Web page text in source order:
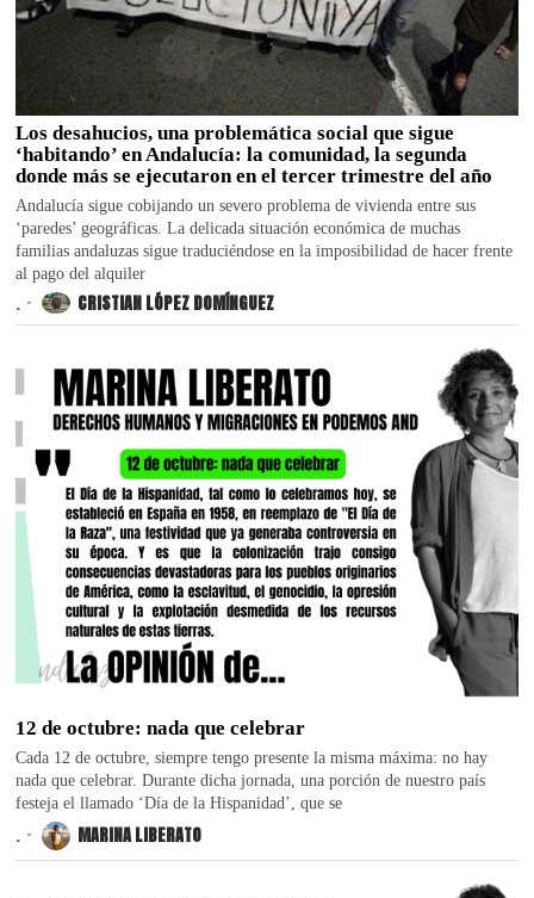
Los desahucios, una problemática social que sigue
‘habitando’ en Andalucía: la comunidad, la segunda
donde más se ejecutaron en el tercer trimestre del año
Andalucía sigue cobijando un severo problema de vivienda entre sus
‘paredes’ geográficas. La delicada situación económica de muchas
familias andaluzas sigue traduciéndose en la imposibilidad de hacer frente
al pago del alquiler
. CRISTIAN LÓPEZ DOMÍNGUEZ
12 de octubre: nada que celebrar
Cada 12 de octubre, siempre tengo presente la misma máxima: no hay
nada que celebrar. Durante dicha jornada, una porción de nuestro país
festeja el llamado ‘Día de la Hispanidad’, que se
. MARINA LIBERATO